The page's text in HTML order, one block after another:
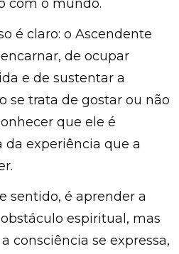
com o mundo.
é claro: o Ascendente
de ocupar
e de sustentar a
se trata de gostar ou não
que ele é
experiência que a
sentido, é aprender a
espiritual, mas
consciência se expressa,